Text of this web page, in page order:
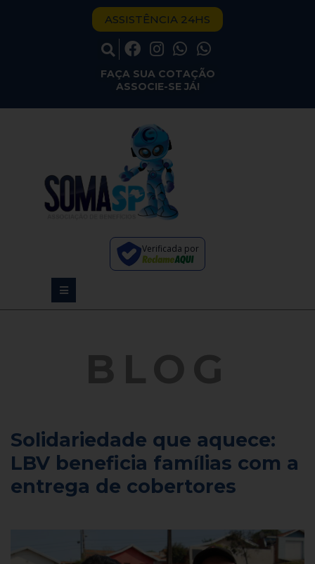
ASSISTÊNCIA 24HS
FAÇA SUA COTAÇÃO
ASSOCIE-SE JÁ!
Verificada por
Solidariedade que aquece:
LBV beneficia famílias com a
entrega de cobertores